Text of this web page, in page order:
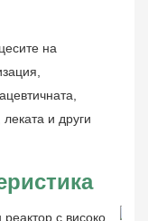
на
и други